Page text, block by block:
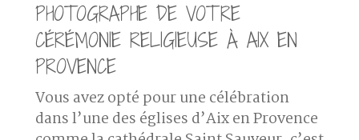
PHOTOGRAPHE DE VOTRE
CÉRÉMONIE RELIGIEUSE À AIX EN
PROVENCE
Vous avez opté pour une célébration
dans l’une des églises d’Aix en Provence